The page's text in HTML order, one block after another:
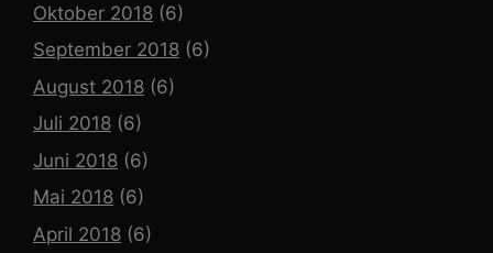
Oktober 2018 (6)
September 2018 (6)
August 2018 (6)
Juli 2018 (6)
Juni 2018 (6)
Mai 2018 (6)
April 2018 (6)